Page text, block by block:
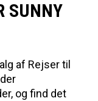
SUNNY
af Rejser til
og find det